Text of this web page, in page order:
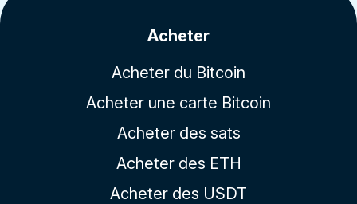
Acheter
Acheter du Bitcoin
Acheter une carte Bitcoin
Acheter des sats
Acheter des ETH
Acheter des USDT